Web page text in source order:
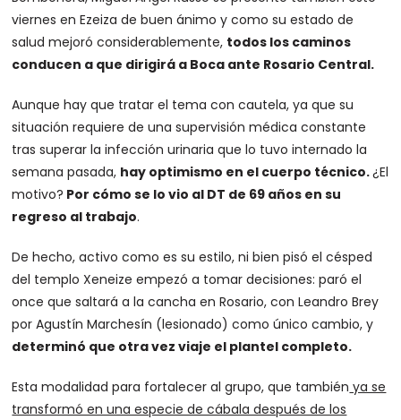
viernes en Ezeiza de buen ánimo y como su estado de
salud mejoró considerablemente, todos los caminos
conducen a que dirigirá a Boca ante Rosario Central.
Aunque hay que tratar el tema con cautela, ya que su
situación requiere de una supervisión médica constante
tras superar la infección urinaria que lo tuvo internado la
semana pasada, hay optimismo en el cuerpo técnico.¿El
motivo? Por cómo se lo vio al DT de 69 años en su
regreso al trabajo.
De hecho, activo como es su estilo, ni bien pisó el césped
del templo Xeneize empezó a tomar decisiones: paró el
once que saltará a la cancha en Rosario, con Leandro Brey
por Agustín Marchesín (lesionado) como único cambio, y
determinó que otra vez viaje el plantel completo.
Esta modalidad para fortalecer al grupo, que también ya se
transformó en una especie de cábala después de los